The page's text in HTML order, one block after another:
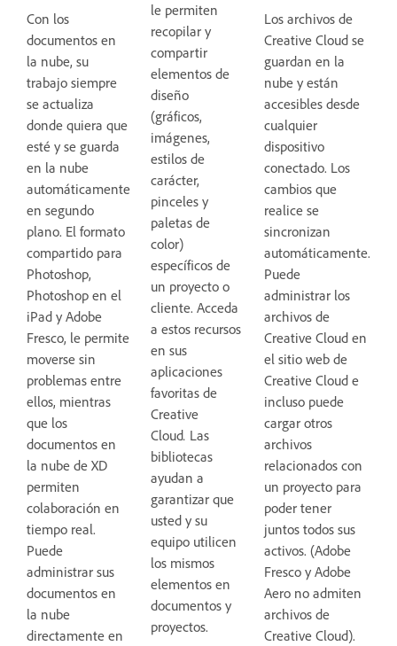
Con los
documentos en
la nube, su
trabajo siempre
se actualiza
donde quiera que
esté y se guarda
en la nube
automáticamente
en segundo
plano. El formato
compartido para
Photoshop,
Photoshop en el
iPad y Adobe
Fresco, le permite
moverse sin
problemas entre
ellos, mientras
que los
documentos en
la nube de XD
permiten
colaboración en
tiempo real.
Puede
administrar sus
documentos en
la nube
directamente en
le permiten
recopilar y
compartir
elementos de
diseño
(gráficos,
imágenes,
estilos de
carácter,
pinceles y
paletas de
color)
específicos de
un proyecto o
cliente. Acceda
a estos recursos
en sus
aplicaciones
favoritas de
Creative
Cloud. Las
bibliotecas
ayudan a
garantizar que
usted y su
equipo utilicen
los mismos
elementos en
documentos y
proyectos.
Los archivos de
Creative Cloud se
guardan en la
nube y están
accesibles desde
cualquier
dispositivo
conectado. Los
cambios que
realice se
sincronizan
automáticamente.
Puede
administrar los
archivos de
Creative Cloud en
el sitio web de
Creative Cloud e
incluso puede
cargar otros
archivos
relacionados con
un proyecto para
poder tener
juntos todos sus
activos. (Adobe
Fresco y Adobe
Aero no admiten
archivos de
Creative Cloud).